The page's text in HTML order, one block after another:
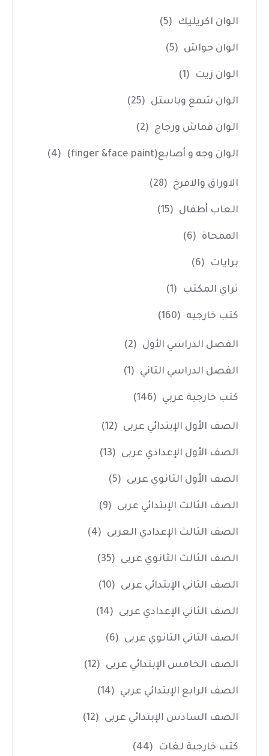
الوان اكريليك (5)
الوان جواش (5)
الوان زيت (1)
الوان شمع وباستل (25)
الوان قماش وزجاج (2)
الوان وجه و أصابع(finger &face paint) (4)
الاوراق والافرخ (28)
العاب أطفال (15)
الممحاة (6)
برايات (6)
تراي المكتب (1)
كتب خارجيه (160)
الفصل الدراسي الأول (2)
الفصل الدراسي الثاني (1)
كتب خارجية عربي (146)
الصف الأول الإبتدائي عربى (12)
الصف الأول الإعدادي عربى (13)
الصف الأول الثانوي عربى (5)
الصف الثالث الإبتدائي عربى (9)
الصف الثالث الإعدادي العربى (4)
الصف الثالث الثانوي عربى (35)
الصف الثاني الإبتدائي عربى (10)
الصف الثاني الإعدادي عربى (14)
الصف الثاني الثانوي عربى (6)
الصف الخامس الإبتدائي عربى (12)
الصف الرابع الإبتدائي عربي (14)
الصف السادس الإبتدائي عربى (12)
كتب خارجية لغات (44)